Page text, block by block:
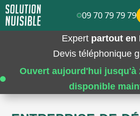
Expert partout en
Devis téléphonique
Ouvert aujourd'hui
disponible
09 70 79 79 79